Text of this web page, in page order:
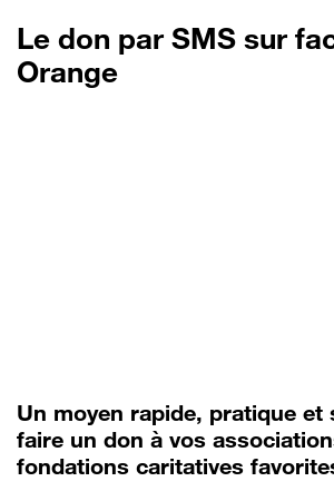
Le don par SMS sur
Orange
Un moyen rapide, pratique et
faire un don à vos
fondations caritatives